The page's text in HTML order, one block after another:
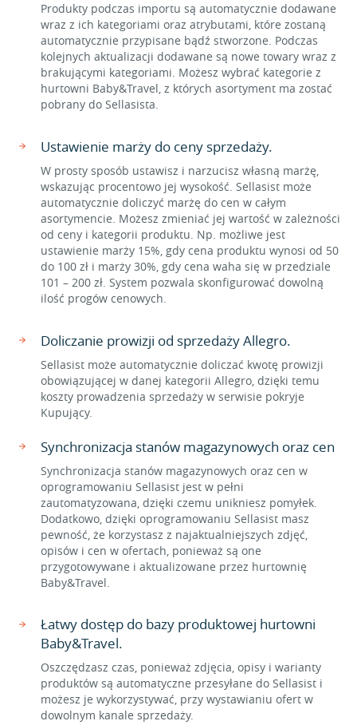
Produkty podczas importu są automatycznie dodawane
wraz z ich kategoriami oraz atrybutami, które zostaną
automatycznie przypisane bądź stworzone. Podczas
kolejnych aktualizacji dodawane są nowe towary wraz z
brakującymi kategoriami. Możesz wybrać kategorie z
hurtowni Baby&Travel, z których asortyment ma zostać
pobrany do Sellasista.
Ustawienie marży do ceny sprzedaży.
W prosty sposób ustawisz i narzucisz własną marżę,
wskazując procentowo jej wysokość. Sellasist może
automatycznie doliczyć marżę do cen w całym
asortymencie. Możesz zmieniać jej wartość w zależności
od ceny i kategorii produktu. Np. możliwe jest
ustawienie marży 15%, gdy cena produktu wynosi od 50
do 100 zł i marży 30%, gdy cena waha się w przedziale
101 – 200 zł. System pozwala skonfigurować dowolną
ilość progów cenowych.
Doliczanie prowizji od sprzedaży Allegro.
Sellasist może automatycznie doliczać kwotę prowizji
obowiązującej w danej kategorii Allegro, dzięki temu
koszty prowadzenia sprzedaży w serwisie pokryje
Kupujący.
Synchronizacja stanów magazynowych oraz cen
Synchronizacja stanów magazynowych oraz cen w
oprogramowaniu Sellasist jest w pełni
zautomatyzowana, dzięki czemu unikniesz pomyłek.
Dodatkowo, dzięki oprogramowaniu Sellasist masz
pewność, że korzystasz z najaktualniejszych zdjęć,
opisów i cen w ofertach, ponieważ są one
przygotowywane i aktualizowane przez hurtownię
Baby&Travel.
Łatwy dostęp do bazy produktowej hurtowni
Baby&Travel.
Oszczędzasz czas, ponieważ zdjęcia, opisy i warianty
produktów są automatyczne przesyłane do Sellasist i
możesz je wykorzystywać, przy wystawianiu ofert w
dowolnym kanale sprzedaży.